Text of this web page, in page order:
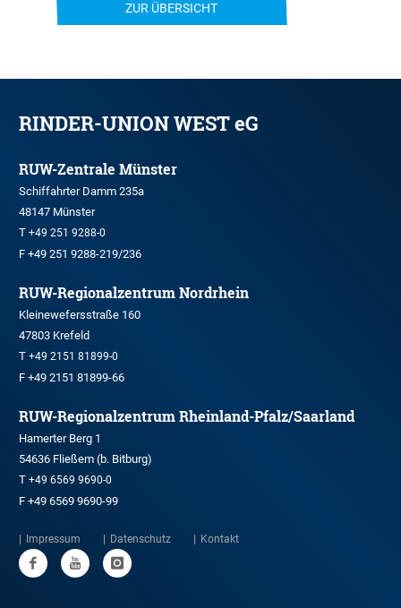
ZUR ÜBERSICHT
RINDER-UNION WEST eG
RUW-Zentrale Münster
Schiffahrter Damm 235a
48147 Münster
T +49 251 9288-0
F +49 251 9288-219/236
RUW-Regionalzentrum Nordrhein
Kleinewefersstraße 160
47803 Krefeld
T +49 2151 81899-0
F +49 2151 81899-66
RUW-Regionalzentrum Rheinland-Pfalz/Saarland
Hamerter Berg 1
54636 Fließem (b. Bitburg)
T +49 6569 9690-0
F +49 6569 9690-99
Impressum Datenschutz Kontakt